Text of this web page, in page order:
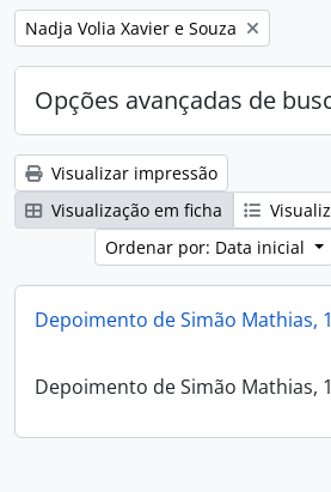
Remover filtro:
Nadja Volia Xavier e Souza
Opções avançadas de
Visualizar impressão
Visualização em ficha
Ordenar por: Data inicial
Depoimento de Simão Mathias,
Depoimento de Simão Mathias,